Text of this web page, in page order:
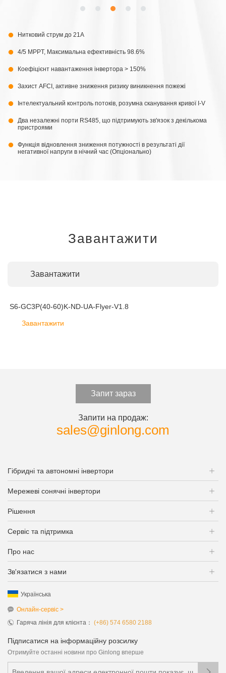
Нитковий струм до 21A
4/5 MPPT, Максимальна ефективність 98.6%
Коефіцієнт навантаження інвертора > 150%
Захист AFCI, активне зниження ризику виникнення пожежі
Інтелектуальний контроль потоків, pозумна сканування кривої I-V
Два незалежні порти RS485, що підтримують зв'язок з декількома
пристроями
Функція відновлення зниження потужності в результаті дії
негативної напруги в нічний час (Опціонально)
Завантажити
Завантажити
S6-GC3P(40-60)K-ND-UA-Flyer-V1.8
Завантажити
Запит зараз
Запити на продаж:
sales@ginlong.com
Гібридні та автономні інвертори
Мережеві сонячні інвертори
Рішення
Сервіс та підтримка
Про нас
Зв'язатися з нами
Українська
Онлайн-сервіс >
Гаряча лінія для клієнта： (+86) 574 6580 2188
Підписатися на інформаційну розсилку
Отримуйте останні новини про Ginlong вперше